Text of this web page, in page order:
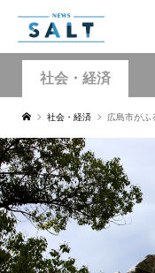
社会・経済
社会・経済 広島市がふ